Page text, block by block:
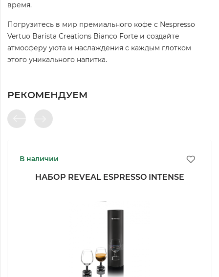
время.
Погрузитесь в мир премиального кофе с Nespresso
Vertuo Barista Creations Bianco Forte и создайте
атмосферу уюта и наслаждения с каждым глотком
этого уникального напитка.
РЕКОМЕНДУЕМ
В наличии
НАБОР REVEAL ESPRESSO INTENSE